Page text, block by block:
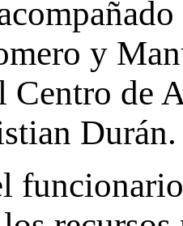
y
Centro de
Durán.